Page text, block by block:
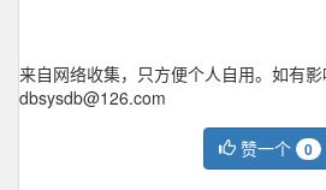
来自网络收集，只方便个人自用。如有
dbsysdb@126.com
赞一个 0